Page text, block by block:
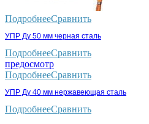
ПодробнееСравнить
УПР Ду 50 мм черная сталь
ПодробнееСравнить
предосмотр
ПодробнееСравнить
УПР Ду 40 мм нержавеющая сталь
ПодробнееСравнить